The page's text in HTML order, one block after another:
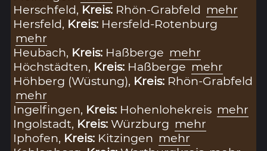
Herschfeld, Kreis: Rhön-Grabfeld mehr
Hersfeld, Kreis: Hersfeld-Rotenburg
mehr
Heubach, Kreis: Haßberge mehr
Höchstädten, Kreis: Haßberge mehr
Höhberg (Wüstung), Kreis: Rhön-Grabfeld
mehr
Ingelfingen, Kreis: Hohenlohekreis mehr
Ingolstadt, Kreis:Würzburg mehr
Iphofen, Kreis: Kitzingen mehr